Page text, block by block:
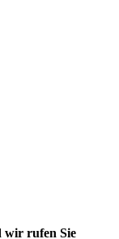
wir rufen Sie